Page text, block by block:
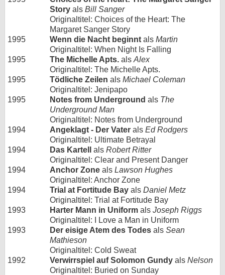
Story als Bill Sanger
Originaltitel: Choices of the Heart: The
Margaret Sanger Story
1995
Wenn die Nacht beginnt als Martin
Originaltitel: When Night Is Falling
1995
The Michelle Apts. als Alex
Originaltitel: The Michelle Apts.
1995
Tödliche Zeilen als Michael Coleman
Originaltitel: Jenipapo
1995
Notes from Underground als The
Underground Man
Originaltitel: Notes from Underground
1994
Angeklagt - Der Vater als Ed Rodgers
Originaltitel: Ultimate Betrayal
1994
Das Kartell als Robert Ritter
Originaltitel: Clear and Present Danger
1994
Anchor Zone als Lawson Hughes
Originaltitel: Anchor Zone
1994
Trial at Fortitude Bay als Daniel Metz
Originaltitel: Trial at Fortitude Bay
1993
Harter Mann in Uniform als Joseph Riggs
Originaltitel: I Love a Man in Uniform
1993
Der eisige Atem des Todes als Sean
Mathieson
Originaltitel: Cold Sweat
1992
Verwirrspiel auf Solomon Gundy als Nelson
Originaltitel: Buried on Sunday